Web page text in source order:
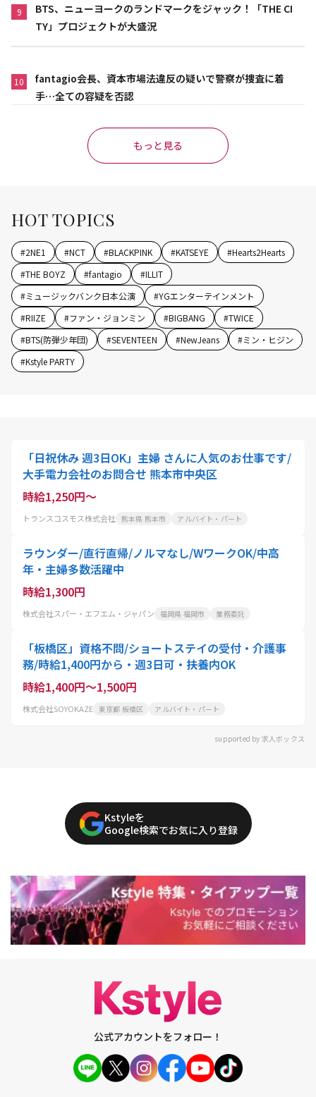
9
BTS、ニューヨークのランドマークをジャック！「THE CI
TY」プロジェクトが大盛況
10
fantagio会長、資本市場法違反の疑いで警察が捜査に着
手…全ての容疑を否認
もっと見る
HOT TOPICS
#2NE1 #NCT #BLACKPINK #KATSEYE #Hearts2Hearts
#THE BOYZ #fantagio #ILLIT
#ミュージックバンク日本公演 #YGエンターテインメント
#RIIZE #ファン・ジョンミン #BIGBANG #TWICE
#BTS(防弾少年団) #SEVENTEEN #NewJeans #ミン・ヒジン
#Kstyle PARTY
「日祝休み 週3日OK」主婦 さんに人気のお仕事です/
大手電力会社のお問合せ 熊本市中央区
時給1,250円～
トランスコスモス株式会社 熊本県 熊本市 アルバイト・パート
ラウンダー/直行直帰/ノルマなし/WワークOK/中高
年・主婦多数活躍中
時給1,300円
株式会社スパー・エフエム・ジャパン 福岡県 福岡市 業務委託
「板橋区」資格不問/ショートステイの受付・介護事
務/時給1,400円から・週3日可・扶養内OK
時給1,400円～1,500円
株式会社SOYOKAZE 東京都 板橋区 アルバイト・パート
supported by 求人ボックス
Kstyleを
Google検索でお気に入り登録
公式アカウントをフォロー！